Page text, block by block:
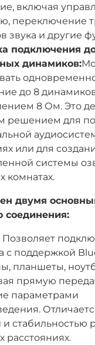
включая
переключение
звука и другие
подключения
динамиков:
до 8
8 Ом. Это
решением для
или для
системы
комнатах.
двумя
соединения:
Позволяет
с поддержкой
планшеты,
прямую
параметрами
и стабильностью
расстояниях.